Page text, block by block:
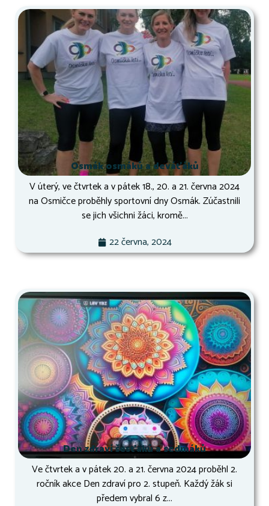
Osmák osmáků a deváťáků
V úterý, ve čtvrtek a v pátek 18., 20. a 21. června 2024
na Osmičce proběhly sportovní dny Osmák. Zúčastnili
se jich všichni žáci, kromě...
22 června, 2024
Den zdraví šesťáků a sedmáků
Ve čtvrtek a v pátek 20. a 21. června 2024 proběhl 2.
ročník akce Den zdraví pro 2. stupeň. Každý žák si
předem vybral 6 z...